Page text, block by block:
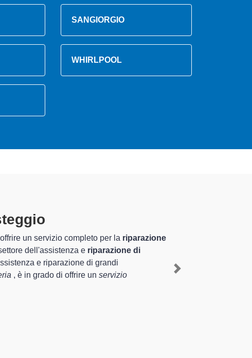
SANGIORGIO
WHIRLPOOL
specializzati altamente
nel territorio di Casteggio e provincia per
mediante il ripristino rapido del corretto
sugli elettrodomestici da riparare per farli
Next